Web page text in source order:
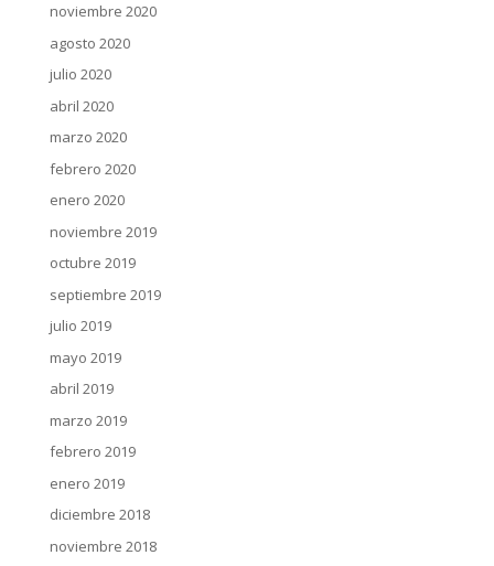
noviembre 2020
agosto 2020
julio 2020
abril 2020
marzo 2020
febrero 2020
enero 2020
noviembre 2019
octubre 2019
septiembre 2019
julio 2019
mayo 2019
abril 2019
marzo 2019
febrero 2019
enero 2019
diciembre 2018
noviembre 2018